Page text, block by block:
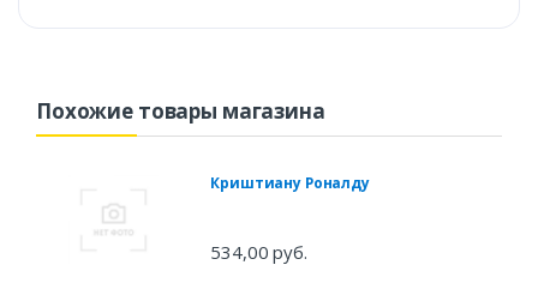
Похожие товары магазина
Криштиану Роналду
534,00 руб.